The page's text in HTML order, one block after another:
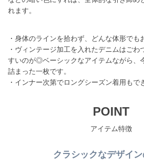
れます。
・身体のラインを拾わず、どんな体形でも
・ヴィンテージ加工を入れたデニムはごわ
すいのが◎ベーシックなアイテムながら、
詰まった一枚です。
・インナー次第でロングシーズン着用もで
POINT
アイテム特徴
クラシックなデザイ